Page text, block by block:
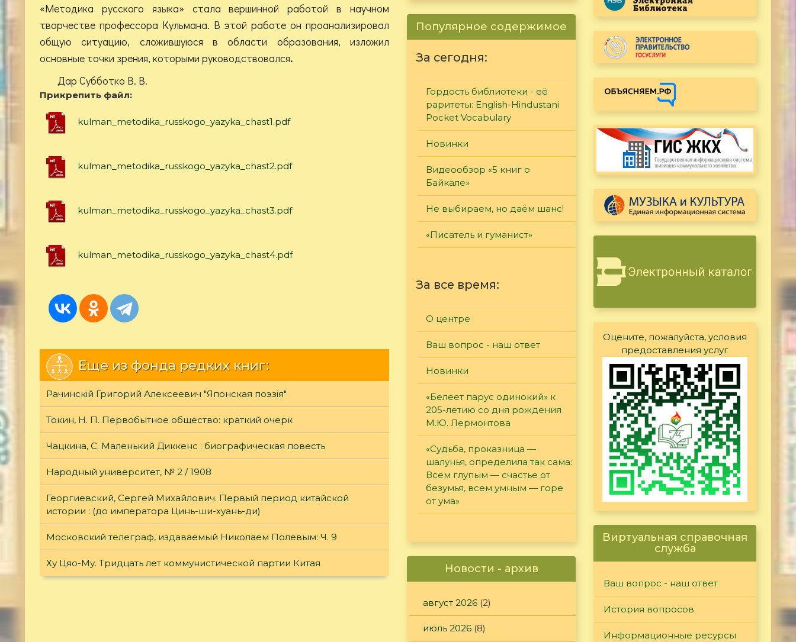
«Методика русского языка» стала вершинной работой в научном
творчестве профессора Кульмана. В этой работе он проанализировал
общую ситуацию, сложившуюся в области образования, изложил
основные точки зрения, которыми руководствовался.
Дар Субботко В. В.
Прикрепить файл:
kulman_metodika_russkogo_yazyka_chast1.pdf
kulman_metodika_russkogo_yazyka_chast2.pdf
kulman_metodika_russkogo_yazyka_chast3.pdf
kulman_metodika_russkogo_yazyka_chast4.pdf
Еще из фонда редких книг:
Рачинскiй Григорий Алексеевич "Японская поэзiя"
Токин, Н. П. Первобытное общество: краткий очерк
Чацкина, С. Маленький Диккенс : биографическая повесть
Народный университет, № 2 / 1908
Георгиевский, Сергей Михайлович. Первый период китайской
истории : (до императора Цинь-ши-хуань-ди)
Московский телеграф, издаваемый Николаем Полевым: Ч. 9
Ху Цяо-Му. Тридцать лет коммунистической партии Китая
Популярное содержимое
За сегодня:
Гордость библиотеки - её
раритеты: English-Hindustani
Pocket Vocabulary
Новинки
Видеообзор «5 книг о
Байкале»
Не выбираем, но даём шанс!
«Писатель и гуманист»
За все время:
О центре
Ваш вопрос - наш ответ
Новинки
«Белеет парус одинокий» к
205-летию со дня рождения
М.Ю. Лермонтова
«Судьба, проказница —
шалунья, определила так сама:
Всем глупым — счастье от
безумья, всем умным — горе
от ума»
Новости - архив
август 2026 (2)
июль 2026 (8)
Оцените, пожалуйста, условия
предоставления услуг
Виртуальная справочная
служба
Ваш вопрос - наш ответ
История вопросов
Информационные ресурсы